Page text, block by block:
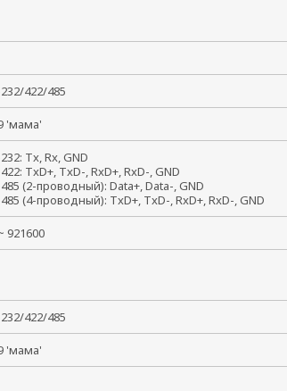
422/485
'мама'
Tx, Rx, GND
TxD+, TxD-, RxD+, RxD-, GND
(2-проводный): Data+, Data-, GND
(4-проводный): TxD+, TxD-, RxD+, RxD-, GND
921600
422/485
'мама'